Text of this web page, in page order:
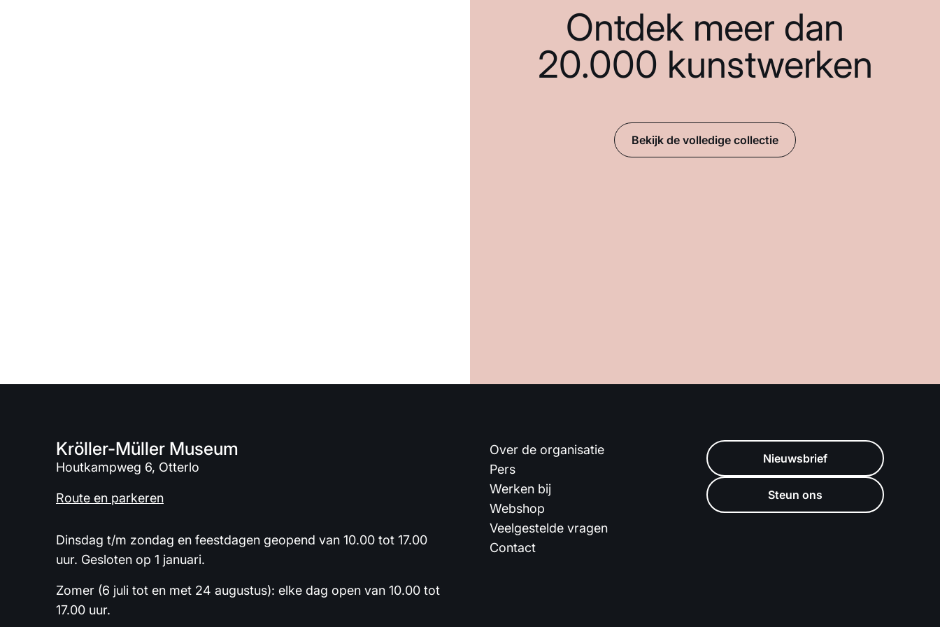
Ontdek meer dan
20.000 kunstwerken
Bekijk de volledige collectie
Kröller-Müller Museum
Houtkampweg 6, Otterlo
Route en parkeren
Dinsdag t/m zondag en feestdagen geopend van 10.00 tot 17.00
uur. Gesloten op 1 januari.
Zomer (6 juli tot en met 24 augustus): elke dag open van 10.00 tot
17.00 uur.
Over de organisatie
Pers
Werken bij
Webshop
Veelgestelde vragen
Contact
Nieuwsbrief
Steun ons